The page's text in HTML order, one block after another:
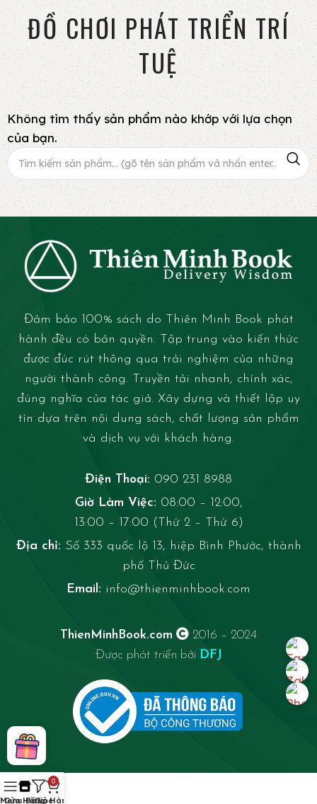
ĐỒ CHƠI PHÁT TRIỂN TRÍ
TUỆ
Không tìm thấy sản phẩm nào khớp với lựa chọn
của bạn.
Đảm bảo 100% sách do Thiên Minh Book phát
hành đều có bản quyền. Tập trung vào kiến thức
được đúc rút thông qua trải nghiệm của những
người thành công. Truyền tải nhanh, chính xác,
đúng nghĩa của tác giả. Xây dựng và thiết lập uy
tín dựa trên nội dung sách, chất lượng sản phẩm
và dịch vụ với khách hàng.
Điện Thoại: 090 231 8988
Giờ Làm Việc: 08:00 – 12:00,
13:00 – 17:00 (Thứ 2 – Thứ 6)
Địa chỉ: Số 333 quốc lộ 13, hiệp Bình Phước, thành
phố Thủ Đức
Email: info@thienminhbook.com
ThienMinhBook.com
2016 – 2024
Được phát triển bởi DFJ
Menu
Cửa Hàng
Bộ Lọc
0
Giỏ Hàng